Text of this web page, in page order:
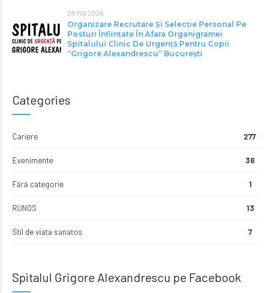
28 MAI 2026
Organizare Recrutare Și Selecție Personal Pe
Posturi Înființate În Afara Organigramei
Spitalului Clinic De Urgență Pentru Copii
“Grigore Alexandrescu” Bucureşti
Categories
Cariere 277
Evenimente 36
Fără categorie 1
RUNOS 13
Stil de viata sanatos 7
Spitalul Grigore Alexandrescu pe Facebook